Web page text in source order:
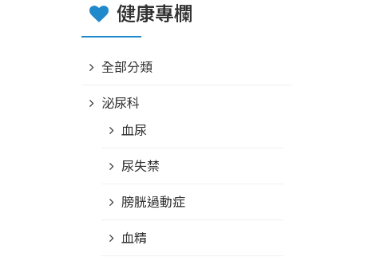
健康專欄
全部分類
泌尿科
血尿
尿失禁
膀胱過動症
血精